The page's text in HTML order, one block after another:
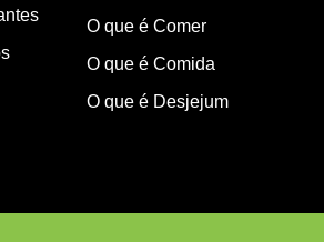
O que é Comer
O que é Comida
O que é Desjejum